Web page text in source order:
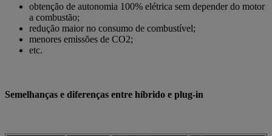
obtenção de autonomia 100% elétrica sem depender do motor
a combustão;
redução maior no consumo de combustível;
menores emissões de CO2;
etc.
Semelhanças e diferenças entre híbrido e plug-in